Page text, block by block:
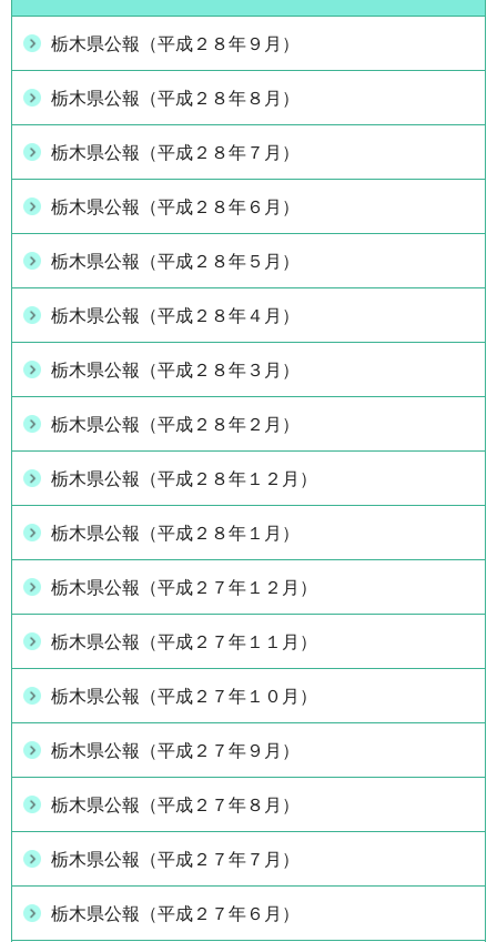
栃木県公報（平成２８年９月）
栃木県公報（平成２８年８月）
栃木県公報（平成２８年７月）
栃木県公報（平成２８年６月）
栃木県公報（平成２８年５月）
栃木県公報（平成２８年４月）
栃木県公報（平成２８年３月）
栃木県公報（平成２８年２月）
栃木県公報（平成２８年１２月）
栃木県公報（平成２８年１月）
栃木県公報（平成２７年１２月）
栃木県公報（平成２７年１１月）
栃木県公報（平成２７年１０月）
栃木県公報（平成２７年９月）
栃木県公報（平成２７年８月）
栃木県公報（平成２７年７月）
栃木県公報（平成２７年６月）